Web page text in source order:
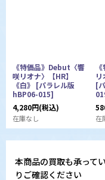
《特価品》Debut〈響
咲リオナ〉【HR】
《白》 [パラレル版
hBP06-015]
4,280円(税込)
在庫なし
リ
[
在
本商品の買取も承って
りご確認ください